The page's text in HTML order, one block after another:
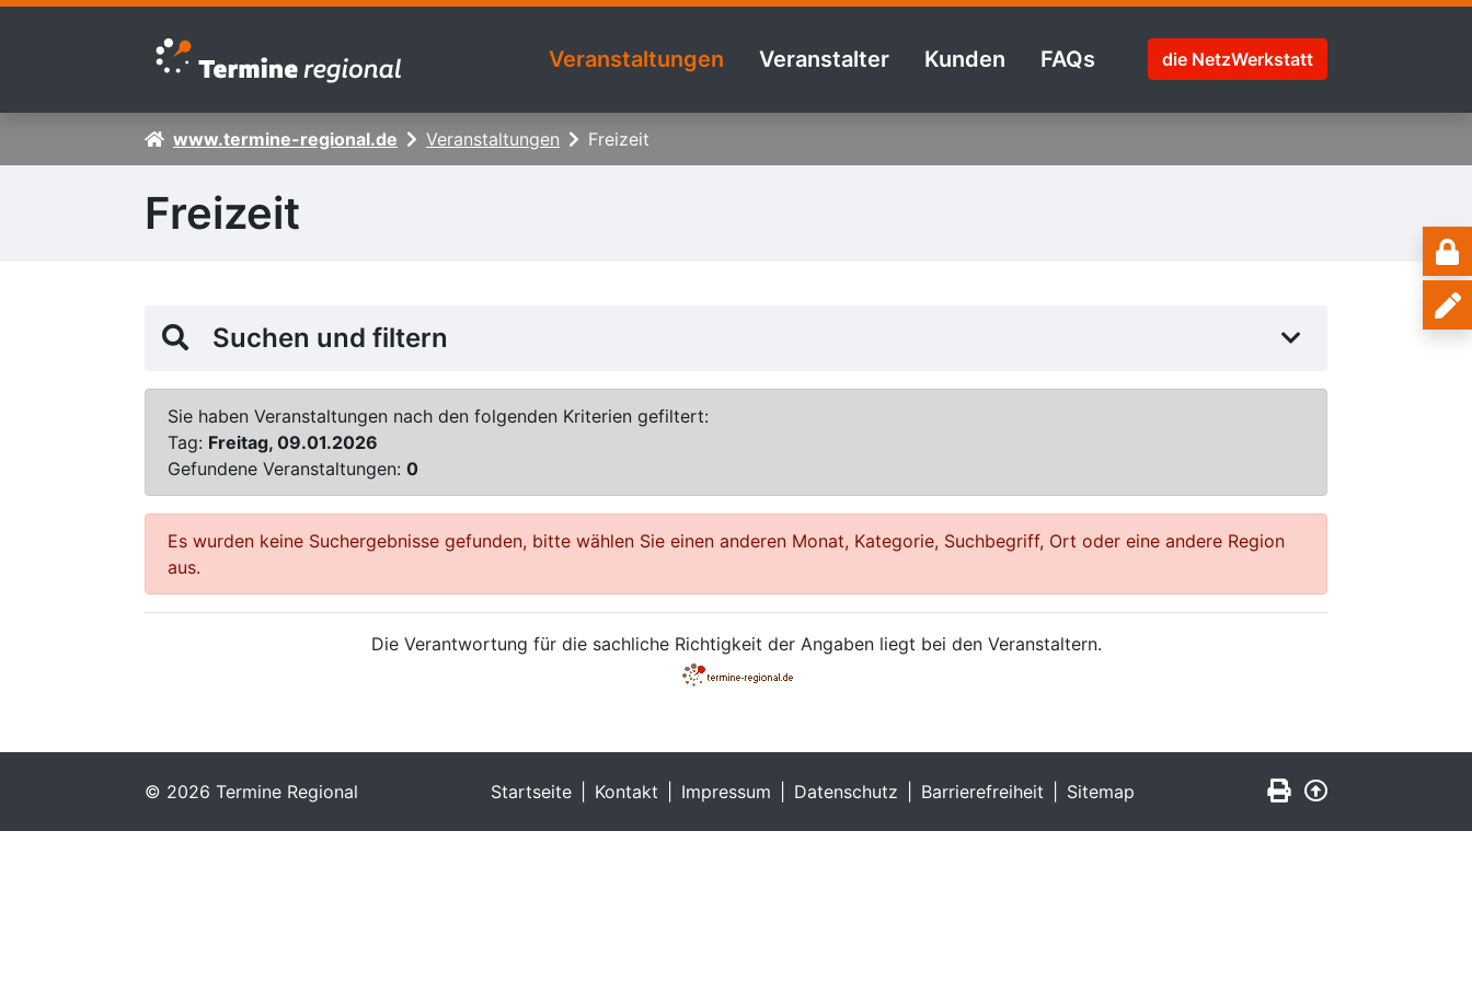
Zur Navigation springen
Zum Inhalt springen
Veranstaltungen Veranstalter Kunden FAQs die NetzWerkstatt
www.termine-regional.de Veranstaltungen Freizeit
Freizeit
Suchen und filtern
Sie haben Veranstaltungen nach den folgenden Kriterien gefiltert:
Tag: Freitag, 09.01.2026
Gefundene Veranstaltungen: 0
Es wurden keine Suchergebnisse gefunden, bitte wählen Sie einen anderen Monat, Kategorie, Suchbegriff, Ort oder eine andere Region
aus.
Die Verantwortung für die sachliche Richtigkeit der Angaben liegt bei den Veranstaltern.
© 2026 Termine Regional Startseite Kontakt Impressum Datenschutz Barrierefreiheit Sitemap Seite drucken
Zurück nach